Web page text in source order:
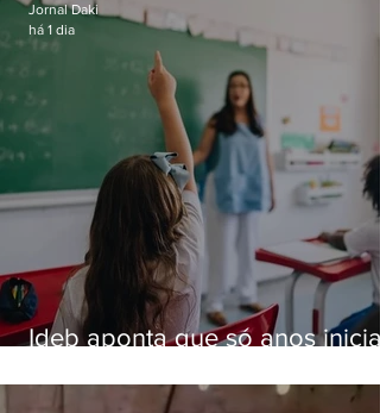
Ideb aponta que só anos
educação
Jornal Daki
há 1 dia